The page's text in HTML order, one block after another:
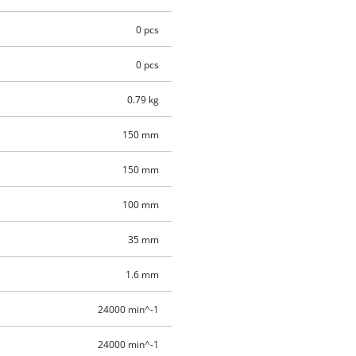
0 pcs
0 pcs
0.79 kg
150 mm
150 mm
100 mm
35 mm
1.6 mm
24000 min^-1
24000 min^-1